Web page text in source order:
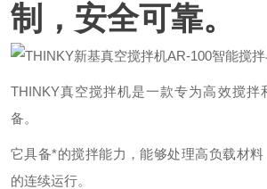
制，安全可靠。
THINKY真空搅拌机是一款专为高效搅拌
备。
它具备*的搅拌能力，能够处理高负载材
的连续运行。